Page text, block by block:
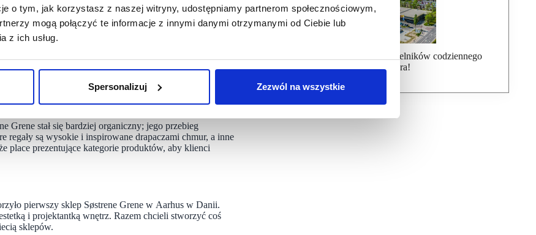
o tym, jak korzystasz z naszej witryny, udostępniamy partnerom społecznościowym,
mogą połączyć te informacje z innymi danymi otrzymanymi od Ciebie lub
z ich usług.
Spersonalizuj Zezwól na wszystkie
zwanej Retail for the Senses. Dzięki niej duńska sieć
i zaprasza odwiedzających w podróż odkrywczą
klientom chwili wytchnienia od często
Z niecierpliwością czekamy na zaprezentowanie jej
Grene.
Grene stał się bardziej organiczny; jego przebieg
są wysokie i inspirowane drapaczami chmur, a inne
place prezentujące kategorie produktów, aby klienci
pierwszy sklep Søstrene Grene w Aarhus w Danii.
i projektantką wnętrz. Razem chcieli stworzyć coś
sklepów.
Dołącz do ponad 7000 czytelników codziennego
newslettera!